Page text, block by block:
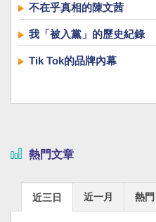
不在乎真相的陳文茜
我「被入黨」的歷史紀錄
Tik Tok的品牌內幕
熱門文章
近三日 近一月 熱門